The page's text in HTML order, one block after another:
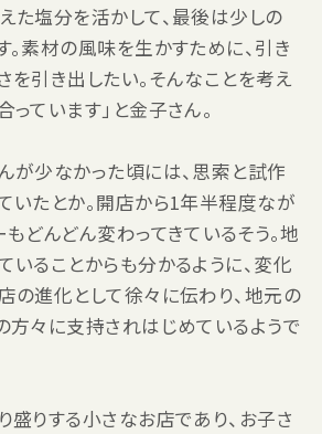
た塩分を活かして、最後は少しの
素材の風味を生かすために、引き
引き出したい。そんなことを考え
ています」と金子さん。
が少なかった頃には、思索と試作
いたとか。開店から1年半程度なが
どんどん変わってきているそう。地
ることからも分かるように、変化
の進化として徐々に伝わり、地元の
方々に支持されはじめているようで
りする小さなお店であり、お子さ